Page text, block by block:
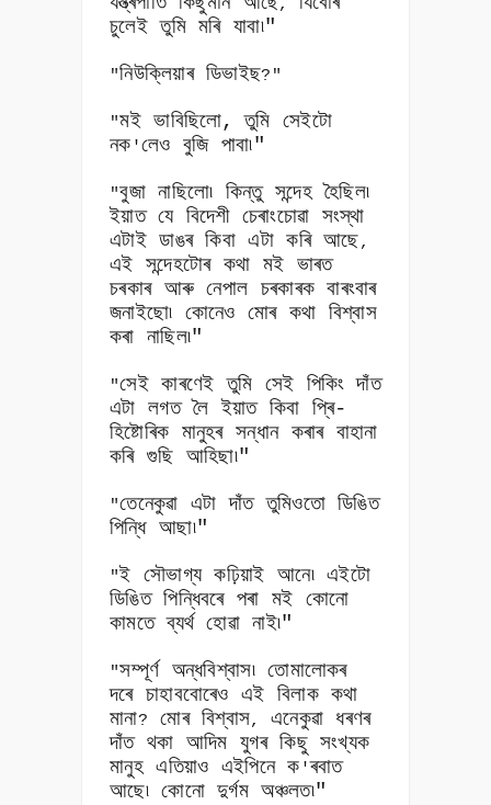
,
চুলেই তুমি মৰি যাবা৷"
"নিউক্লিয়াৰ ডিভাইছ?"
"মই ভাবিছিলো,
তুমি সেইটো
নক 'লেও বুজি পাবা৷"
"বুজা নাছিলো৷ কিন্তু সন্দেহ হৈছিল৷
ইয়াত যে বিদেশী চেৰাংচোৱা সংস্থা
এটাই ডাঙৰ কিবা এটা কৰি আছে,
এই সন্দেহটোৰ কথা মই ভাৰত
চৰকাৰ আৰু নেপাল চৰকাৰক বাৰংবাৰ
জনাইছো৷ কোনেও মোৰ কথা বিশ্বাস
কৰা নাছিল৷"
"সেই কাৰণেই তুমি সেই পিকিং দাঁত
এটা লগত লৈ ইয়াত কিবা প্ৰি-
হিষ্টোৰিক মানুহৰ সন্ধান কৰাৰ বাহানা
কৰি গুছি আহিছা৷"
"তেনেকুৱা এটা দাঁত তুমিওতো ডিঙিত
পিন্ধি আছা৷"
"ই সৌভাগ্য কঢ়িয়াই আনে৷ এইটো
ডিঙিত পিন্ধিবৰে পৰা মই কোনো
কামতে ব্যৰ্থ হোৱা নাই৷"
"সম্পূৰ্ণ অন্ধবিশ্বাস৷ তোমালোকৰ
দৰে চাহাববোৰেও এই বিলাক কথা
মানা? মোৰ বিশ্বাস, এনেকুৱা ধৰণৰ
দাঁত থকা আদিম যুগৰ কিছু সংখ্যক
মানুহ এতিয়াও এইপিনে ক 'ৰবাত
আছে৷ কোনো দুৰ্গম অঞ্চলত৷"